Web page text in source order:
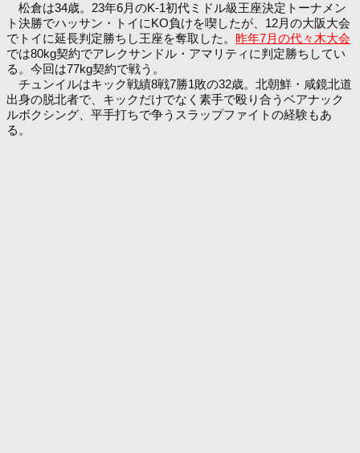
松倉は34歳。23年6月のK-1初代ミドル級王座決定トーナメン
ト決勝でハッサン・トイにKO負けを喫したが、12月の大阪大会
でトイに延長判定勝ちし王座を奪取した。 昨年7月の代々木大会
では80kg契約でアレクサンドル・アマリティに判定勝ちしてい
る。今回は77kg契約で戦う。
チュンイルはキック戦績8戦7勝1敗の32歳。北朝鮮・咸鏡北道
出身の脱北者で、キックだけでなく素手で殴り合うベアナック
ルボクシング、平手打ちで争うスラップファイトの経験もあ
る。